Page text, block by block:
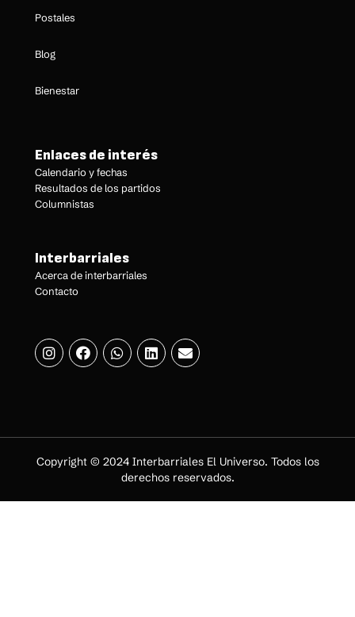
Postales
Blog
Bienestar
Enlaces de interés
Calendario y fechas
Resultados de los partidos
Columnistas
Interbarriales
Acerca de interbarriales
Contacto
Copyright © 2024 Interbarriales El Universo. Todos los
derechos reservados.